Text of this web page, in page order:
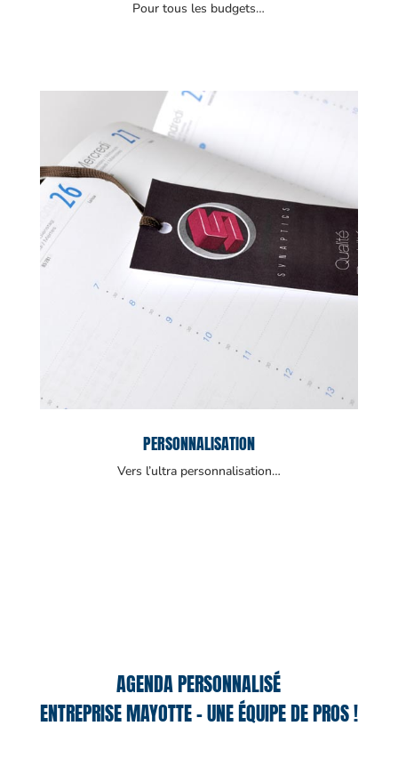
Pour tous les budgets…
PERSONNALISATION
Vers l’ultra personnalisation…
AGENDA PERSONNALISÉ
ENTREPRISE MAYOTTE – UNE ÉQUIPE DE PROS !